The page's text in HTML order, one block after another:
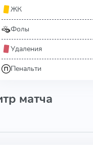
ЖК
Фолы
Удаления
Пенальти
матча